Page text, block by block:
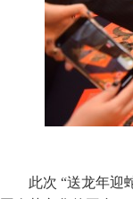
此次 “送龙年迎